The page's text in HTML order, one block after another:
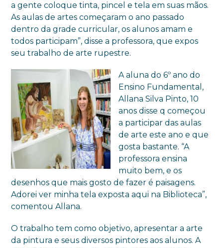
a gente coloque tinta, pincel e tela em suas mãos.
As aulas de artes começaram o ano passado
dentro da grade curricular, os alunos amam e
todos participam”, disse a professora, que expos
seu trabalho de arte rupestre.
A aluna do 6º ano do
Ensino Fundamental,
Allana Silva Pinto, 10
anos disse q começou
a participar das aulas
de arte este ano e que
gosta bastante. “A
professora ensina
muito bem, e os
desenhos que mais gosto de fazer é paisagens.
Adorei ver minha tela exposta aqui na Biblioteca”,
comentou Allana.
O trabalho tem como objetivo, apresentar a arte
da pintura e seus diversos pintores aos alunos. A